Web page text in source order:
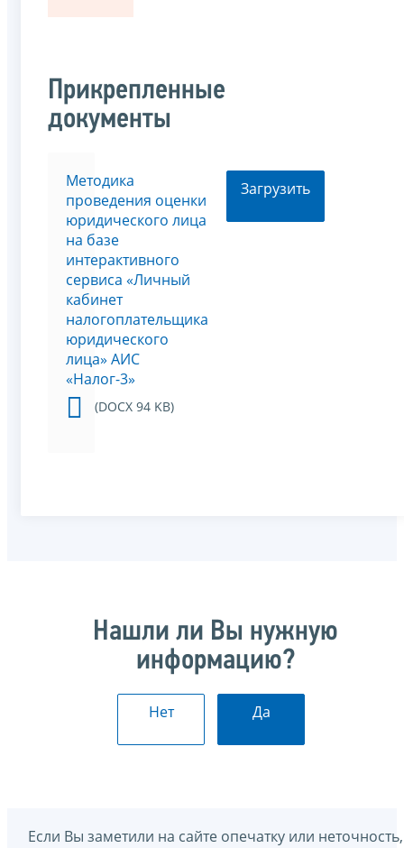
Прикрепленные
документы
Методика
проведения оценки
юридического лица
на базе
интерактивного
сервиса «Личный
кабинет
налогоплательщика
юридического
лица» АИС
«Налог-3»
(DOCX 94 KB)
Загрузить
Нашли ли Вы нужную
информацию?
Нет Да
Если Вы заметили на сайте опечатку или неточность,